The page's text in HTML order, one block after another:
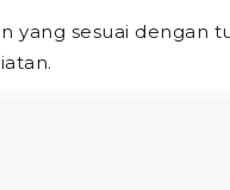
yang sesuai